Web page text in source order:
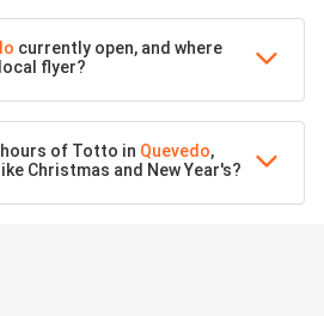
currently open, and where
flyer?
of Totto in Quevedo,
Christmas and New Year's?